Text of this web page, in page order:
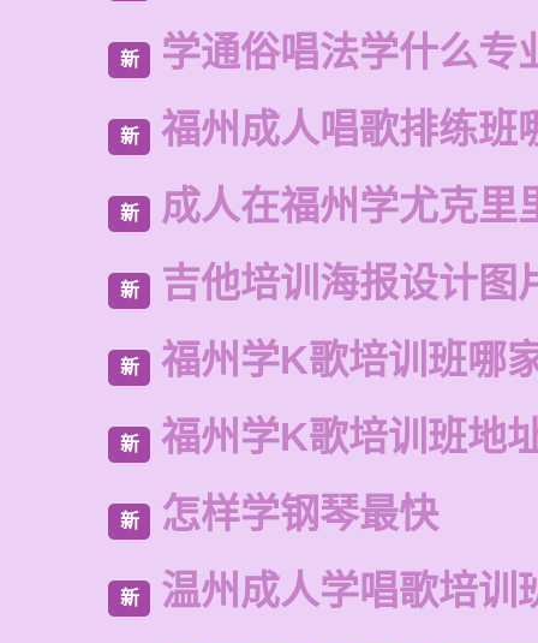
新 学通俗唱法学什么专
新 福州成人唱歌排练班
新 成人在福州学尤克里
新 吉他培训海报设计图
新 福州学K歌培训班哪
新 福州学K歌培训班地
新 怎样学钢琴最快
新 温州成人学唱歌培训